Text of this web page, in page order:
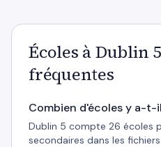
Écoles à Dublin
fréquentes
Combien d'écoles y a-t-
Dublin 5 compte 26 écoles
secondaires dans les